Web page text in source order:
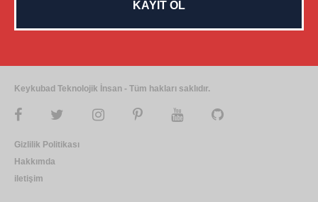
Keykubad Teknolojik İnsan - Tüm hakları saklıdır.
Gizlilik Politikası
Hakkımda
iletişim